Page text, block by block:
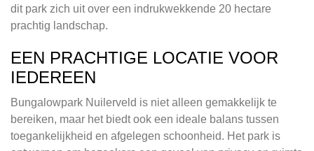
dit park zich uit over een indrukwekkende 20 hectare
prachtig landschap.
EEN PRACHTIGE LOCATIE VOOR
IEDEREEN
Bungalowpark Nuilerveld is niet alleen gemakkelijk te
bereiken, maar het biedt ook een ideale balans tussen
toegankelijkheid en afgelegen schoonheid. Het park is